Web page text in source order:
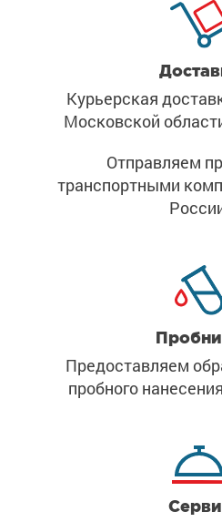
Курьерская
Московской
Отправляем
транспортными
Предоставляем
пробного нанесения